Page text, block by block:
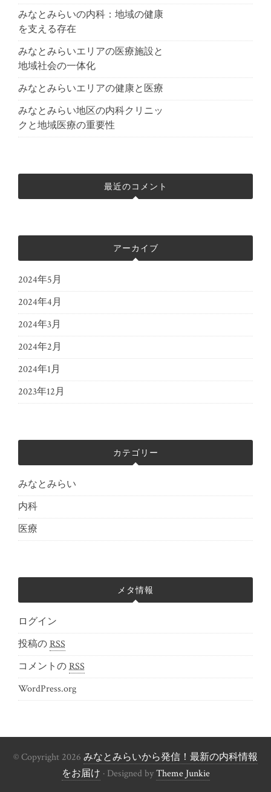
みなとみらいの内科：地域の健康
を支える存在
みなとみらいエリアの医療施設と
地域社会の一体化
みなとみらいエリアの健康と医療
みなとみらい地区の内科クリニッ
クと地域医療の重要性
最近のコメント
アーカイブ
2024年5月
2024年4月
2024年3月
2024年2月
2024年1月
2023年12月
カテゴリー
みなとみらい
内科
医療
メタ情報
ログイン
投稿のRSS
コメントのRSS
WordPress.org
© Copyright 2026 みなとみらいから発信！最新の内科情報
をお届け · Designed byTheme Junkie